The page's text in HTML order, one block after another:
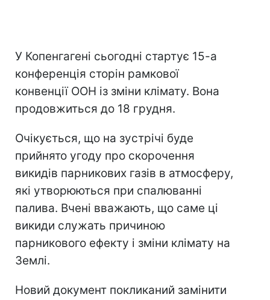
У Копенгагені сьогодні стартує 15-а
конференція сторін рамкової
конвенції ООН із зміни клімату. Вона
продовжиться до 18 грудня.
Очікується, що на зустрічі буде
прийнято угоду про скорочення
викидів парникових газів в атмосферу,
які утворюються при спалюванні
палива. Вчені вважають, що саме ці
викиди служать причиною
парникового ефекту і зміни клімату на
Землі.
Новий документ покликаний замінити